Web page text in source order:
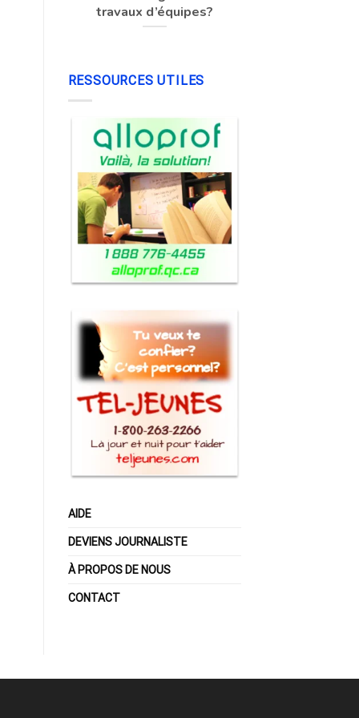
travaux d’équipes?
RESSOURCES UTILES
AIDE
DEVIENS JOURNALISTE
À PROPOS DE NOUS
CONTACT